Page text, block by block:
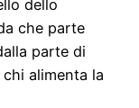
dello
che parte
parte di
alimenta la